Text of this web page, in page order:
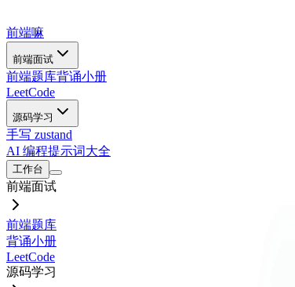
前端嘛
前端面试
前端题库背诵小册
LeetCode
源码学习
手写 zustand
AI 编程提示词大全
工作台
前端面试
前端题库
背诵小册
LeetCode
源码学习